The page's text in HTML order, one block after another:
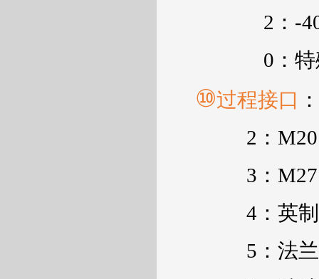
2 ： -
0 ：
⑩过程接口 ：
2 ： M20
3 ： M27
4 ：英
5 ：法兰